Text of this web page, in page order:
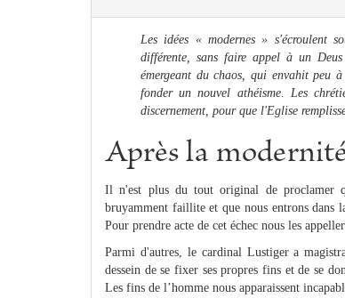
Les idées « modernes » s'écroulent
différente, sans faire appel à un
émergeant du chaos, qui envahit peu
fonder un nouvel athéisme. Les
discernement, pour que l'Eglise
Après la
Il n'est plus du tout original de proclamer
bruyamment faillite et que nous entrons dans
Pour prendre acte de cet échec nous les
Parmi d'autres, le cardinal Lustiger a
dessein de se fixer ses propres fins et de se
Les fins de l’homme nous apparaissent